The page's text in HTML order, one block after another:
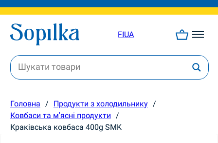
FIUA
Головна / Продукти з холодильнику /
Ковбаси та м'ясні продукти /
Краківська ковбаса 400g SMK